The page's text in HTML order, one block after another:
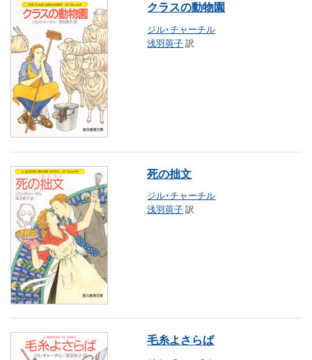
クラスの動物園
ジル・チャーチル
浅羽莢子訳
死の拙文
ジル・チャーチル
浅羽莢子訳
毛糸よさらば